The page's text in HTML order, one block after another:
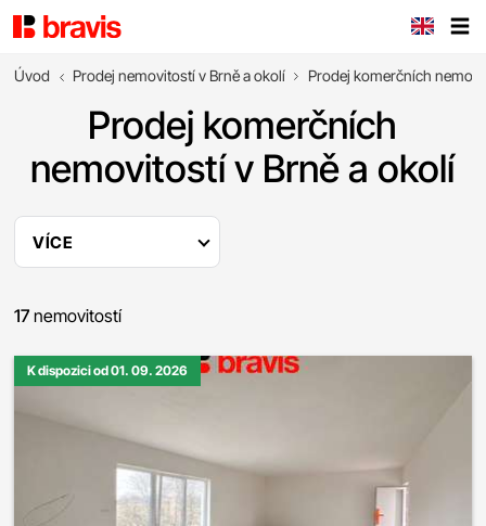
Úvod Prodej nemovitostí v Brně a okolí Prodej komerčních
Prodej komerčních
nemovitostí v Brně a okolí
VÍCE
17 nemovitostí
K dispozici od 01. 09. 2026